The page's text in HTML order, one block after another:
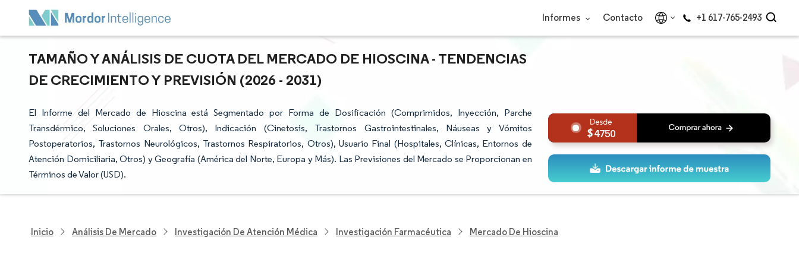
Informes Contacto +1 617-765-2493
TAMAÑO Y ANÁLISIS DE CUOTA DEL MERCADO DE HIOSCINA - TENDENCIAS
DE CRECIMIENTO Y PREVISIÓN (2026 - 2031)
El Informe del Mercado de Hioscina está Segmentado por Forma de Dosificación (Comprimidos, Inyección, Parche
Transdérmico, Soluciones Orales, Otros), Indicación (Cinetosis, Trastornos Gastrointestinales, Náuseas y Vómitos
Postoperatorios, Trastornos Neurológicos, Trastornos Respiratorios, Otros), Usuario Final (Hospitales, Clínicas, Entornos de
Atención Domiciliaria, Otros) y Geografía (América del Norte, Europa y Más). Las Previsiones del Mercado se Proporcionan en
Términos de Valor (USD).
4750
Inicio Análisis De Mercado Investigación De Atención Médica Investigación Farmacéutica Mercado De Hioscina